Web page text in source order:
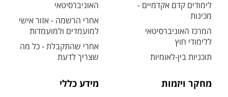
לימודים קדם אקדמיים -
מכינות
המרכז האוניברסיטאי
ללימודי חוץ
תוכניות בין-לאומיות
האוניברסיטאי
אחרי הרשמה - אזור אישי
למועמדים ולמועמדות
אחרי שהתקבלת - כל מה
שצריך לדעת
מחקר ויזמות מידע כללי